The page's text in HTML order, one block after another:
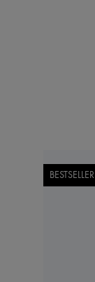
BESTSELLER